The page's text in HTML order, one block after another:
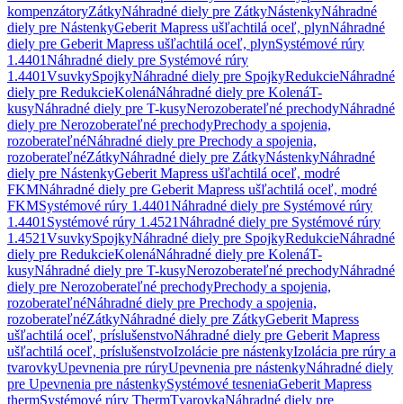
kompenzátoryZátkyNáhradné diely pre ZátkyNástenkyNáhradné
diely pre NástenkyGeberit Mapress ušľachtilá oceľ, plynNáhradné
diely pre Geberit Mapress ušľachtilá oceľ, plynSystémové rúry
1.4401Náhradné diely pre Systémové rúry
1.4401VsuvkySpojkyNáhradné diely pre SpojkyRedukcieNáhradné
diely pre RedukcieKolenáNáhradné diely pre KolenáT-
kusyNáhradné diely pre T-kusyNerozoberateľné prechodyNáhradné
diely pre Nerozoberateľné prechodyPrechody a spojenia,
rozoberateľnéNáhradné diely pre Prechody a spojenia,
rozoberateľnéZátkyNáhradné diely pre ZátkyNástenkyNáhradné
diely pre NástenkyGeberit Mapress ušľachtilá oceľ, modré
FKMNáhradné diely pre Geberit Mapress ušľachtilá oceľ, modré
FKMSystémové rúry 1.4401Náhradné diely pre Systémové rúry
1.4401 Systémové rúry 1.4521Náhradné diely pre Systémové rúry
1.4521VsuvkySpojkyNáhradné diely pre SpojkyRedukcieNáhradné
diely pre RedukcieKolenáNáhradné diely pre KolenáT-
kusyNáhradné diely pre T-kusyNerozoberateľné prechodyNáhradné
diely pre Nerozoberateľné prechodyPrechody a spojenia,
rozoberateľnéNáhradné diely pre Prechody a spojenia,
rozoberateľnéZátkyNáhradné diely pre ZátkyGeberit Mapress
ušľachtilá oceľ, príslušenstvoNáhradné diely pre Geberit Mapress
ušľachtilá oceľ, príslušenstvoIzolácie pre nástenkyIzolácia pre rúry a
tvarovkyUpevnenia pre rúryUpevnenia pre nástenkyNáhradné diely
pre Upevnenia pre nástenkySystémové tesneniaGeberit Mapress
thermSystémové rúry ThermTvarovkaNáhradné diely pre